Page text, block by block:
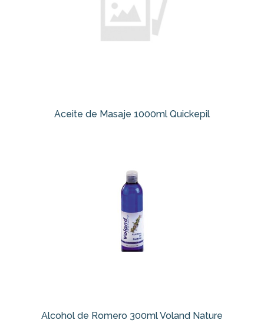
Aceite de Masaje 1000ml Quickepil
Alcohol de Romero 300ml Voland Nature